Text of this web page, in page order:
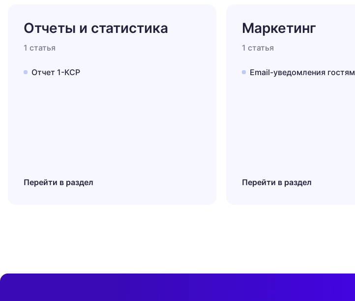
Отчеты и статистика
1 статья
Отчет 1-КСР
Перейти в раздел
Маркетинг
1 статья
Email-уведомления гостям
Перейти в раздел